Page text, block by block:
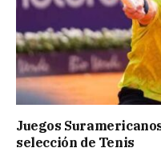
Juegos
selección de Tenis